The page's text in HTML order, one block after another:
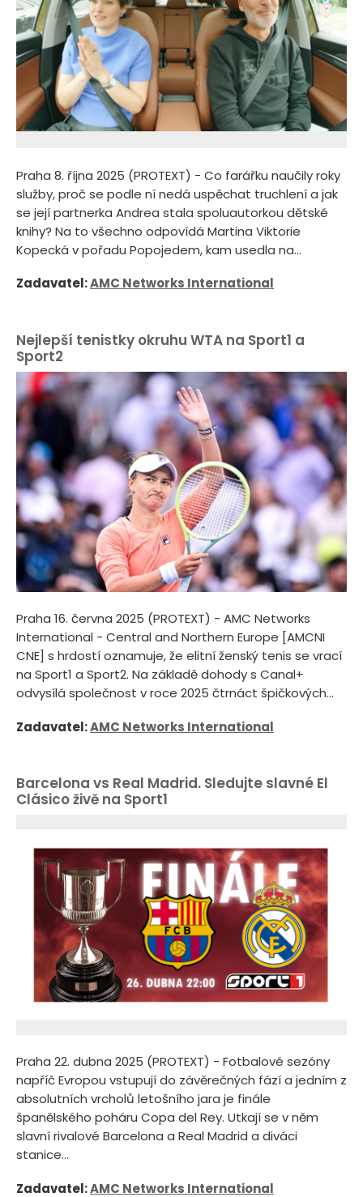
Praha 8. října 2025 (PROTEXT) - Co farářku naučily roky
služby, proč se podle ní nedá uspěchat truchlení a jak
se její partnerka Andrea stala spoluautorkou dětské
knihy? Na to všechno odpovídá Martina Viktorie
Kopecká v pořadu Popojedem, kam usedla na...
Zadavatel:AMC Networks International
Nejlepší tenistky okruhu WTA na Sport1 a
Sport2
Praha 16. června 2025 (PROTEXT) - AMC Networks
International - Central and Northern Europe [AMCNI
CNE] s hrdostí oznamuje, že elitní ženský tenis se vrací
na Sport1 a Sport2. Na základě dohody s Canal+
odvysílá společnost v roce 2025 čtrnáct špičkových...
Zadavatel:AMC Networks International
Barcelona vs Real Madrid. Sledujte slavné El
Clásico živě na Sport1
Praha 22. dubna 2025 (PROTEXT) - Fotbalové sezóny
napříč Evropou vstupují do závěrečných fází a jedním z
absolutních vrcholů letošního jara je finále
španělského poháru Copa del Rey. Utkají se v něm
slavní rivalové Barcelona a Real Madrid a diváci
stanice...
Zadavatel:AMC Networks International